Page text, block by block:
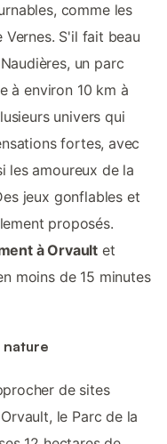
comme les
Vernes. S'il fait beau
un parc
à environ 10 km à
univers qui
fortes, avec
les amoureux de la
jeux gonflables et
proposés.
à Orvault et
moins de 15 minutes
nature
de sites
le Parc de la